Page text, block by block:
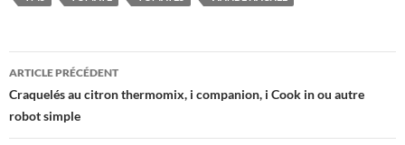
Navigation
des
articles
ARTICLE PRÉCÉDENT
Craquelés au citron thermomix, i companion, i Cook in ou autre
robot simple